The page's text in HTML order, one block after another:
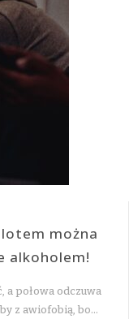
można
alkoholem!
a połowa odczuwa
z awiofobią, bo…